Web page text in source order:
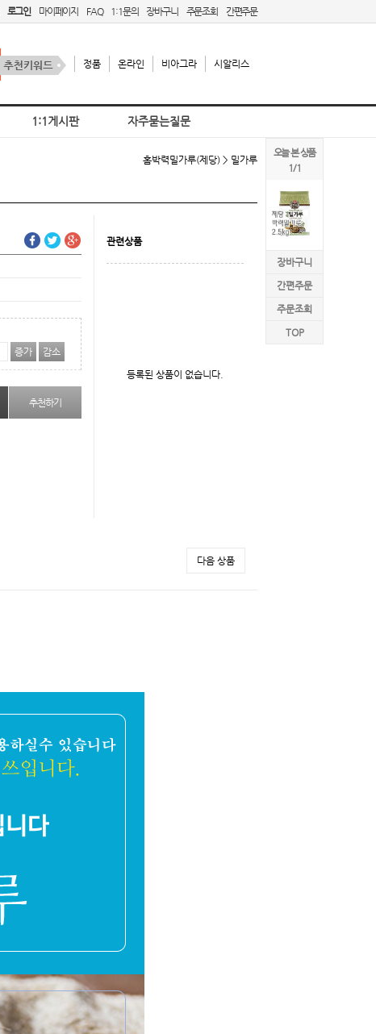
로그인 마이페이지 FAQ 1:1문의 장바구니 주문조회 간편주문
정품 온라인 비아그라 시알리스
1:1게시판 자주묻는질문
오늘 본 상품
1/1
장바구니
간편주문
주문조회
TOP
홈박력밀가루(제당) > 밀가루
증가
감소
추천하기
관련상품
등록된 상품이 없습니다.
다음 상품